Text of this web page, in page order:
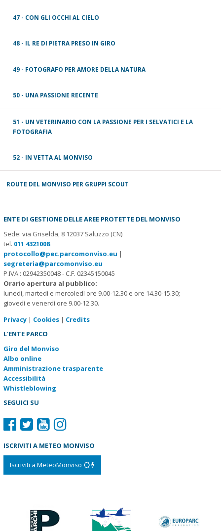
47 - CON GLI OCCHI AL CIELO
48 - IL RE DI PIETRA PRESO IN GIRO
49 - FOTOGRAFO PER AMORE DELLA NATURA
50 - UNA PASSIONE RECENTE
51 - UN VETERINARIO CON LA PASSIONE PER I SELVATICI E LA
FOTOGRAFIA
52 - IN VETTA AL MONVISO
ROUTE DEL MONVISO PER GRUPPI SCOUT
ENTE DI GESTIONE DELLE AREE PROTETTE DEL MONVISO
Sede: via Griselda, 8 12037 Saluzzo (CN)
tel. 011 4321008
protocollo@pec.parcomonviso.eu |
segreteria@parcomonviso.eu
P.IVA : 02942350048 - C.F. 02345150045
Orario apertura al pubblico:
lunedì, martedì e mercoledì ore 9.00-12.30 e ore 14.30-15.30;
giovedì e venerdì ore 9.00-12.30.
Privacy| Cookies| Credits
L'ENTE PARCO
Giro del Monviso
Albo online
Amministrazione trasparente
Accessibilità
Whistleblowing
SEGUICI SU
ISCRIVITI A METEO MONVISO
Iscriviti a MeteoMonviso